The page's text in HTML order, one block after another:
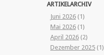
ARTIKELARCHIV
Juni 2026 (1)
Mai 2026 (1)
April 2026 (2)
Dezember 2025 (1)